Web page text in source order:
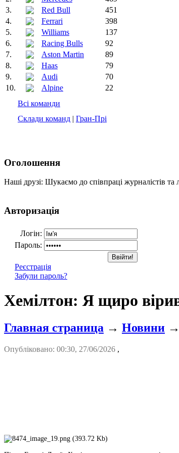
3.
Red Bull
451
4.
Ferrari
398
5.
Williams
137
6.
Racing Bulls
92
7.
Aston Martin
89
8.
Haas
79
9.
Audi
70
10.
Alpine
22
Всі команди
Склади команд | Гран-Прі
Оголошення
Наші друзі: Шукаємо до співпраці журналістів
Авторизація
Логін:
Пароль:
Реєстрація
Забули пароль?
Хемілтон: Я щиро
Главная страница → Новини →
Опубліковано: 00:30, 27/06/2026 ,